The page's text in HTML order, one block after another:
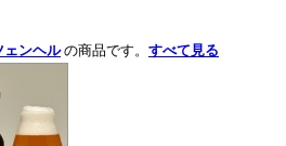
ェンヘルの商品です。 すべて見る